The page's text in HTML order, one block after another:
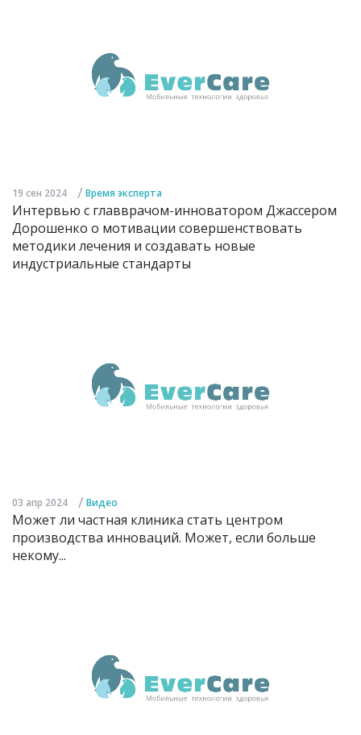
19 сен 2024 / Время эксперта
Интервью с главврачом-инноватором Джассером
Дорошенко о мотивации совершенствовать
методики лечения и создавать новые
индустриальные стандарты
03 апр 2024 / Видео
Может ли частная клиника стать центром
производства инноваций. Может, если больше
некому...